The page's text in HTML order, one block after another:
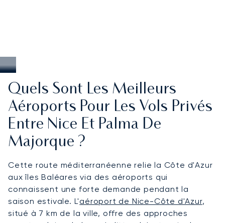
Quels Sont Les Meilleurs
Aéroports Pour Les Vols Privés
Entre Nice Et Palma De
Majorque ?
Cette route méditerranéenne relie la Côte d'Azur
aux îles Baléares via des aéroports qui
connaissent une forte demande pendant la
saison estivale. L'aéroport de Nice-Côte d'Azur,
situé à 7 km de la ville, offre des approches